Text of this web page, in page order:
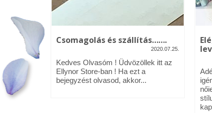
– Üdv
2020.01.09.
Ellynor
Csomagolás és szállítás…….
2020.07.25.
Kedves Olvasóm ! Üdvözöllek itt az
Ellynor Store-ban ! Ha ezt a
bejegyzést olvasod, akkor...